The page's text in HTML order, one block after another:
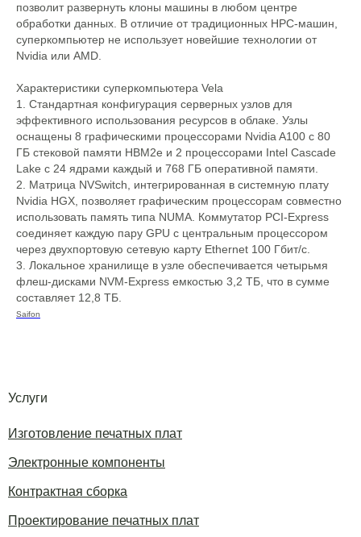
позволит развернуть клоны машины в любом центре
обработки данных. В отличие от традиционных HPC-машин,
суперкомпьютер не использует новейшие технологии от
Nvidia или AMD.
Характеристики суперкомпьютера Vela
1. Стандартная конфигурация серверных узлов для
эффективного использования ресурсов в облаке. Узлы
оснащены 8 графическими процессорами Nvidia A100 с 80
ГБ стековой памяти HBM2e и 2 процессорами Intel Cascade
Lake с 24 ядрами каждый и 768 ГБ оперативной памяти.
2. Матрица NVSwitch, интегрированная в системную плату
Nvidia HGX, позволяет графическим процессорам совместно
использовать память типа NUMA. Коммутатор PCI-Express
соединяет каждую пару GPU с центральным процессором
через двухпортовую сетевую карту Ethernet 100 Гбит/с.
3. Локальное хранилище в узле обеспечивается четырьмя
флеш-дисками NVM-Express емкостью 3,2 ТБ, что в сумме
составляет 12,8 ТБ.
Saifon
Изготовление печатных плат
Электронные компоненты
Контрактная сборка
Проектирование печатных плат
Услуги